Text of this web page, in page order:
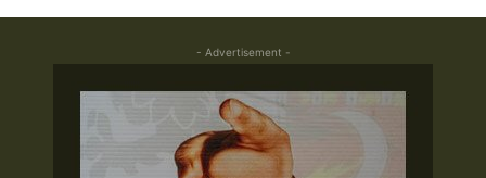
- Advertisement -